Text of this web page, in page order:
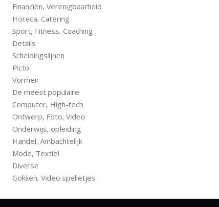
Financiën, Verenigbaarheid
Horeca, Catering
Sport, Fitness, Coaching
Details
Scheidingslijnen
Picto
Vormen
De meest populaire
Computer, High-tech
Ontwerp, Foto, Video
Onderwijs, opleiding
Handel, Ambachtelijk
Mode, Textiel
Diverse
Gokken, Video spelletjes